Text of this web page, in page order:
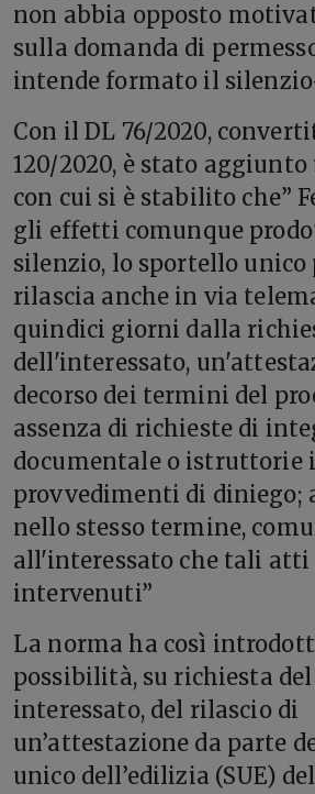
non abbia opposto
sulla domanda di
intende formato il silenzio-
Con il DL 76/2020,
120/2020, è stato
con cui si è stabilito che”
gli effetti comunque
silenzio, lo sportello
rilascia anche in via
quindici giorni dalla
dell'interessato,
decorso dei termini del
assenza di richieste di
documentale o istruttorie
provvedimenti di
nello stesso termine,
all'interessato che tali atti
intervenuti”
La norma ha così
possibilità, su richiesta
interessato, del rilascio di
un’attestazione da parte
unico dell’edilizia (SUE)